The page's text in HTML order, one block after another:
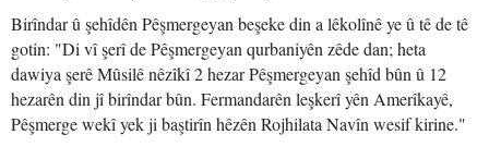
Birîndar û şehîdên Pêşmergeyan beşeke din a lêkolînê ye û tê de tê
gotin: "Di vî şerî de Pêşmergeyan qurbaniyên zêde dan; heta
dawiya şerê Mûsilê nêzîkî 2 hezar Pêşmergeyan şehîd bûn û 12
hezarên din jî birîndar bûn. Fermandarên leşkerî yên Amerîkayê,
Pêşmerge wekî yek ji baştirîn hêzên Rojhilata Navîn wesif kirine."